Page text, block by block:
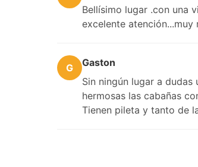
Bellísimo lugar .con una
excelente
G
Gaston
Sin ningún lugar a
hermosas las cabañas
Tienen pileta y tanto de